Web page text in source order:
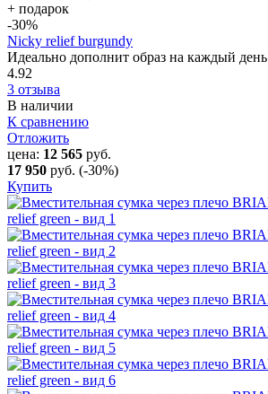
+ подарок
-30%
Nicky relief burgundy
Идеально дополнит образ на каждый день
4.92
3 отзыва
В наличии
К сравнению
Отложить
цена: 12 565 руб.
17 950 руб. (-30%)
Купить